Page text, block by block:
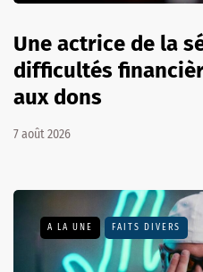
Une actrice de la
difficultés
aux dons
7 août 2026
A LA UNE FAITS DIVERS